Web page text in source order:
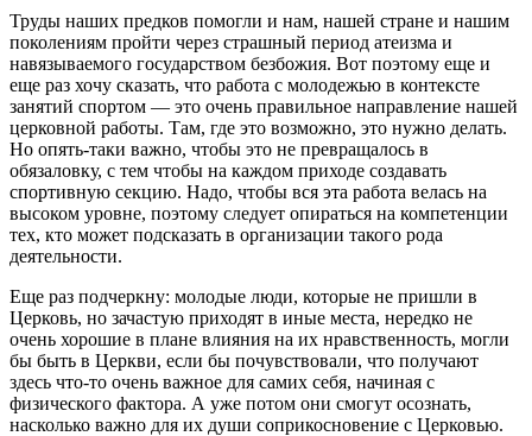
Труды наших предков помогли и нам, нашей стране и нашим
поколениям пройти через страшный период атеизма и
навязываемого государством безбожия. Вот поэтому еще и
еще раз хочу сказать, что работа с молодежью в контексте
занятий спортом — это очень правильное направление нашей
церковной работы. Там, где это возможно, это нужно делать.
Но опять-таки важно, чтобы это не превращалось в
обязаловку, с тем чтобы на каждом приходе создавать
спортивную секцию. Надо, чтобы вся эта работа велась на
высоком уровне, поэтому следует опираться на компетенции
тех, кто может подсказать в организации такого рода
деятельности.
Еще раз подчеркну: молодые люди, которые не пришли в
Церковь, но зачастую приходят в иные места, нередко не
очень хорошие в плане влияния на их нравственность, могли
бы быть в Церкви, если бы почувствовали, что получают
здесь что-то очень важное для самих себя, начиная с
физического фактора. А уже потом они смогут осознать,
насколько важно для их души соприкосновение с Церковью.